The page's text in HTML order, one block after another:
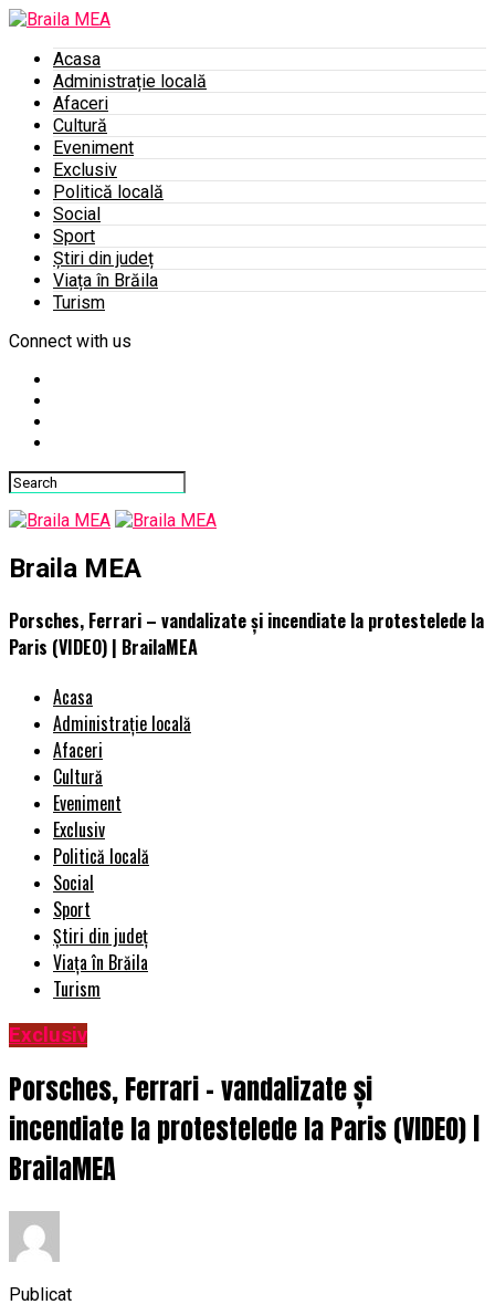
Acasa
Administrație locală
Afaceri
Cultură
Eveniment
Exclusiv
Politică locală
Social
Sport
Știri din județ
Viața în Brăila
Turism
Connect with us
Braila MEA
Porsches, Ferrari – vandalizate și incendiate la protestelede la
Paris (VIDEO) | BrailaMEA
Acasa
Administrație locală
Afaceri
Cultură
Eveniment
Exclusiv
Politică locală
Social
Sport
Știri din județ
Viața în Brăila
Turism
Exclusiv
Porsches, Ferrari – vandalizate și
incendiate la protestelede la Paris (VIDEO) |
BrailaMEA
Publicat